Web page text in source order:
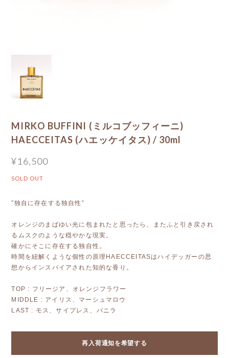
MIRKO BUFFINI (ミルコブッフィーニ)
HAECCEITAS (ハエッケイタス) / 30ml
¥16,500
SOLD OUT
”独自に存在する独自性”
オレンジのまばゆい光に包まれたと思ったら、またふと引き戻され
るムスクのような穏やかな現実。
確かにそこに存在する独自性。
時間を紐解くような個性の原理HAECCEITASはハイデッガーの思
想からインスパイアされた知的な香り。
TOP : フリージア、オレンジフラワー
MIDDLE : アイリス、マーシュマロウ
LAST : モス、サイプレス、バニラ
再入荷通知を希望する